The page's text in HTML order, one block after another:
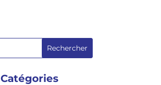
Rechercher
Catégories